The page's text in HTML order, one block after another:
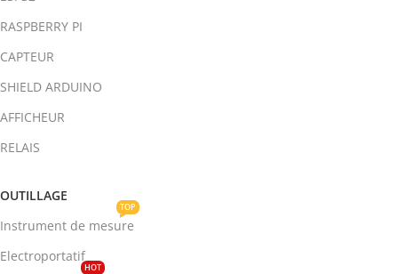
RASPBERRY PI
CAPTEUR
SHIELD ARDUINO
AFFICHEUR
RELAIS
OUTILLAGE
Instrument de mesure
TOP
Electroportatif
HOT